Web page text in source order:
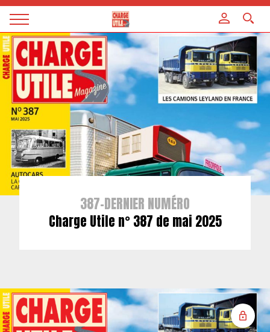
Magazine
Charge
utile
387-DERNIER NUMÉRO
Charge Utile n° 387 de mai 2025
Panneau de gestion des cookies